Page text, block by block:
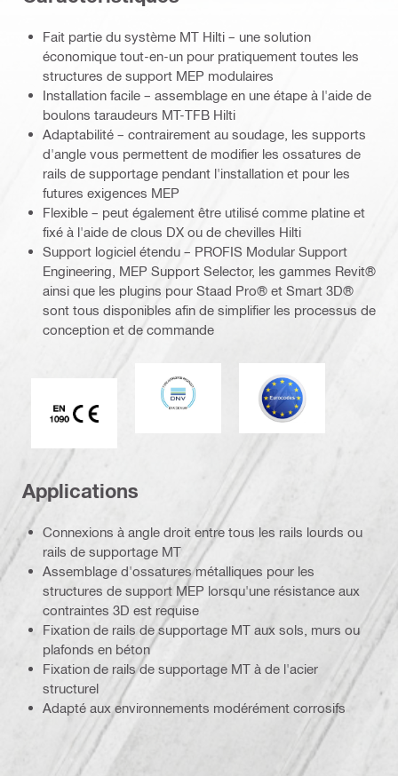
Fait partie du système MT Hilti – une solution
économique tout-en-un pour pratiquement toutes les
structures de support MEP modulaires
Installation facile – assemblage en une étape à l'aide de
boulons taraudeurs MT-TFB Hilti
Adaptabilité – contrairement au soudage, les supports
d'angle vous permettent de modifier les ossatures de
rails de supportage pendant l'installation et pour les
futures exigences MEP
Flexible – peut également être utilisé comme platine et
fixé à l'aide de clous DX ou de chevilles Hilti
Support logiciel étendu – PROFIS Modular Support
Engineering, MEP Support Selector, les gammes Revit®
ainsi que les plugins pour Staad Pro® et Smart 3D®
sont tous disponibles afin de simplifier les processus de
conception et de commande
Marque CE EN 1090
DNV Eurocode
Applications
Connexions à angle droit entre tous les rails lourds ou
rails de supportage MT
Assemblage d'ossatures métalliques pour les
structures de support MEP lorsqu'une résistance aux
contraintes 3D est requise
Fixation de rails de supportage MT aux sols, murs ou
plafonds en béton
Fixation de rails de supportage MT à de l'acier
structurel
Adapté aux environnements modérément corrosifs